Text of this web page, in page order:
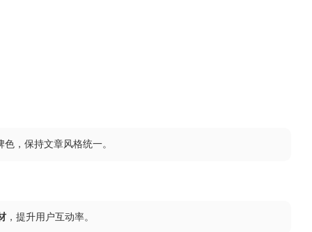
，保持文章风格统一。
，提升用户互动率。